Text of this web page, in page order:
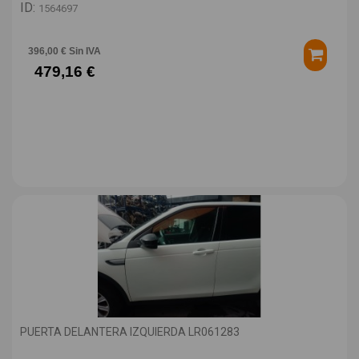
ID: 1564697
396,00 € Sin IVA
479,16 €
PUERTA DELANTERA IZQUIERDA LR061283